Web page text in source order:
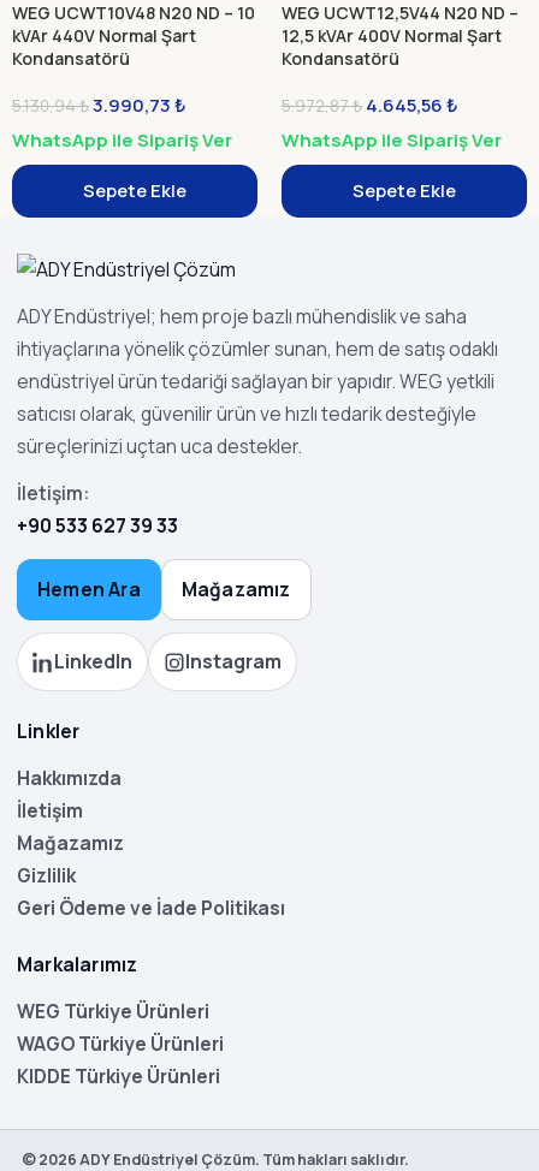
WEG UCWT10V48 N20 ND – 10
kVAr 440V Normal Şart
Kondansatörü
5.130,94₺3.990,73₺
WhatsApp ile Sipariş Ver
Sepete Ekle
WEG UCWT12,5V44 N20 ND –
12,5 kVAr 400V Normal Şart
Kondansatörü
5.972,87₺ 4.645,56₺
WhatsApp ile Sipariş Ver
Sepete Ekle
ADY Endüstriyel; hem proje bazlı mühendislik ve saha
ihtiyaçlarına yönelik çözümler sunan, hem de satış odaklı
endüstriyel ürün tedariği sağlayan bir yapıdır. WEG yetkili
satıcısı olarak, güvenilir ürün ve hızlı tedarik desteğiyle
süreçlerinizi uçtan uca destekler.
İletişim:
+90 533 627 39 33
Hemen Ara Mağazamız
LinkedIn Instagram
Linkler
Hakkımızda
İletişim
Mağazamız
Gizlilik
Geri Ödeme ve İade Politikası
Markalarımız
WEG Türkiye Ürünleri
WAGO Türkiye Ürünleri
KIDDE Türkiye Ürünleri
©2026ADY Endüstriyel Çözüm. Tüm hakları saklıdır.